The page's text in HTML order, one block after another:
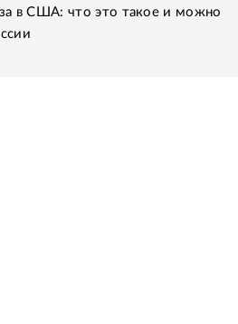
в США: что это такое и можно